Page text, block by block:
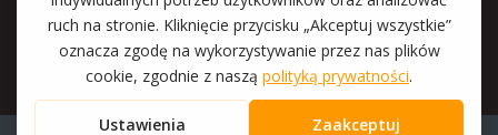
Katarzyna Witkowska